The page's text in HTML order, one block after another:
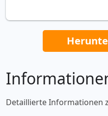
Detaillierte Informationen